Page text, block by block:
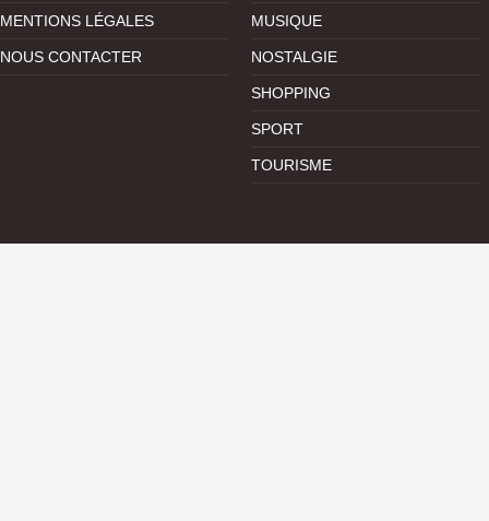
MENTIONS LÉGALES
NOUS CONTACTER
MUSIQUE
NOSTALGIE
SHOPPING
SPORT
TOURISME